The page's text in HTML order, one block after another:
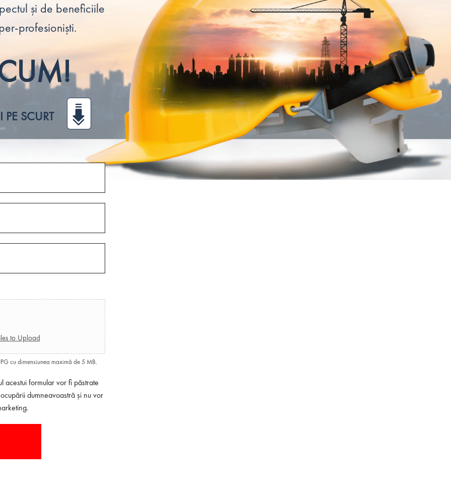
și de beneficiile
profesioniști.
PE SCURT
to Upload
cu dimensiunea maximă de 5 MB.
acestui formular vor fi păstrate
dumneavoastră și nu vor